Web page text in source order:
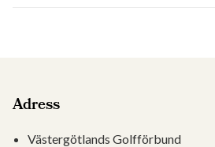
Adress
Västergötlands Golfförbund